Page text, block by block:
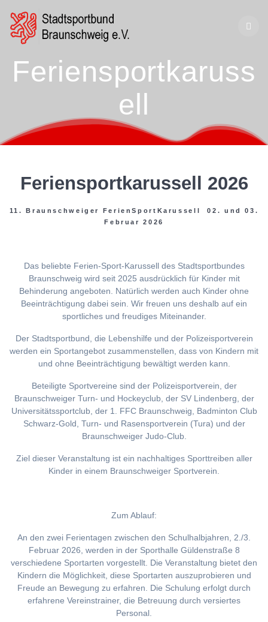
Feriensportkaruss
ell
Feriensportkarussell 2026
11. Braunschweiger FerienSportKarussell 02. und 03.
Februar 2026
Das beliebte Ferien-Sport-Karussell des Stadtsportbundes
Braunschweig wird seit 2025 ausdrücklich für Kinder mit
Behinderung angeboten. Natürlich werden auch Kinder ohne
Beeinträchtigung dabei sein. Wir freuen uns deshalb auf ein
sportliches und freudiges Miteinander.
Der Stadtsportbund, die Lebenshilfe und der Polizeisportverein
werden ein Sportangebot zusammenstellen, dass von Kindern mit
und ohne Beeinträchtigung bewältigt werden kann.
Beteiligte Sportvereine sind der Polizeisportverein, der
Braunschweiger Turn- und Hockeyclub, der SV Lindenberg, der
Universitätssportclub, der 1. FFC Braunschweig, Badminton Club
Schwarz-Gold, Turn- und Rasensportverein (Tura) und der
Braunschweiger Judo-Club.
Ziel dieser Veranstaltung ist ein nachhaltiges Sporttreiben aller
Kinder in einem Braunschweiger Sportverein.
Zum Ablauf:
An den zwei Ferientagen zwischen den Schulhalbjahren, 2./3.
Februar 2026, werden in der Sporthalle Güldenstraße 8
verschiedene Sportarten vorgestellt. Die Veranstaltung bietet den
Kindern die Möglichkeit, diese Sportarten auszuprobieren und
Freude an Bewegung zu erfahren. Die Schulung erfolgt durch
erfahrene Vereinstrainer, die Betreuung durch versiertes
Personal.